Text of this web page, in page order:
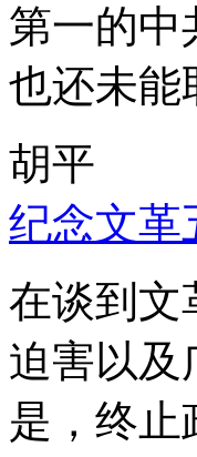
第一的中
也还未能
胡平
纪念文革
在谈到文
迫害以及
是，终止